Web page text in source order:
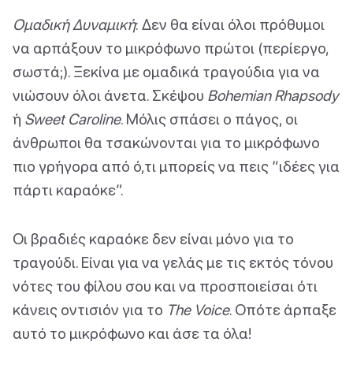
Ομαδική Δυναμική: Δεν θα είναι όλοι πρόθυμοι
να αρπάξουν το μικρόφωνο πρώτοι (περίεργο,
σωστά;). Ξεκίνα με ομαδικά τραγούδια για να
νιώσουν όλοι άνετα. Σκέψου Bohemian Rhapsody
ή Sweet Caroline. Μόλις σπάσει ο πάγος, οι
άνθρωποι θα τσακώνονται για το μικρόφωνο
πιο γρήγορα από ό,τι μπορείς να πεις “ιδέες για
πάρτι καραόκε”.
Οι βραδιές καραόκε δεν είναι μόνο για το
τραγούδι. Είναι για να γελάς με τις εκτός τόνου
νότες του φίλου σου και να προσποιείσαι ότι
κάνεις οντισιόν για το The Voice. Οπότε άρπαξε
αυτό το μικρόφωνο και άσε τα όλα!